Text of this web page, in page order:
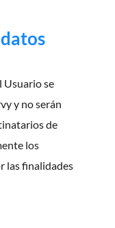
Usuario se
y no serán
de
los
las finalidades